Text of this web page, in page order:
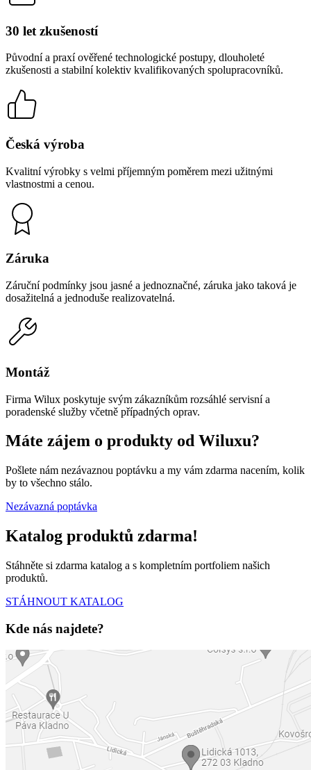
30 let zkušeností
Původní a praxí ověřené technologické postupy, dlouholeté
zkušenosti a stabilní kolektiv kvalifikovaných spolupracovníků.
Česká výroba
Kvalitní výrobky s velmi příjemným poměrem mezi užitnými
vlastnostmi a cenou.
Záruka
Záruční podmínky jsou jasné a jednoznačné, záruka jako taková je
dosažitelná a jednoduše realizovatelná.
Montáž
Firma Wilux poskytuje svým zákazníkům rozsáhlé servisní a
poradenské služby včetně případných oprav.
Máte zájem o produkty od Wiluxu?
Pošlete nám nezávaznou poptávku a my vám zdarma nacením, kolik
by to všechno stálo.
Nezávazná poptávka
Katalog produktů zdarma!
Stáhněte si zdarma katalog a s kompletním portfoliem našich
produktů.
STÁHNOUT KATALOG
Kde nás najdete?